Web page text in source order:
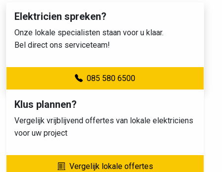
Elektricien spreken?
Onze lokale specialisten staan voor u klaar.
Bel direct ons serviceteam!
085 580 6500
Klus plannen?
Vergelijk vrijblijvend offertes van lokale elektriciens
voor uw project
Vergelijk lokale offertes